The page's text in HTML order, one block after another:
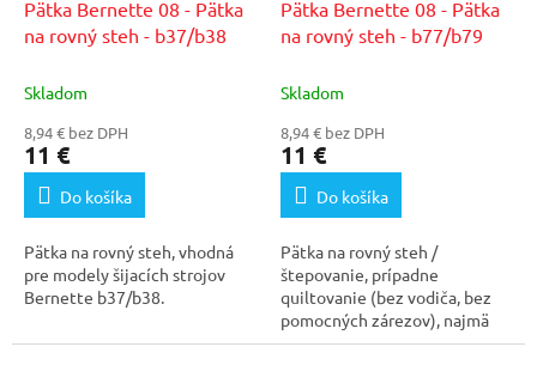
Pätka Bernette 08 - Pätka
na rovný steh - b37/b38
Skladom
8,94 € bez DPH
11 €
Do košíka
Pätka na rovný steh, vhodná
pre modely šijacích strojov
Bernette b37/b38.
Pätka Bernette 08 - Pätka
na rovný steh - b77/b79
Skladom
8,94 € bez DPH
11 €
Do košíka
Pätka na rovný steh /
štepovanie, prípadne
quiltovanie (bez vodiča, bez
pomocných zárezov), najmä
vhodné pri tenkých látkach,...